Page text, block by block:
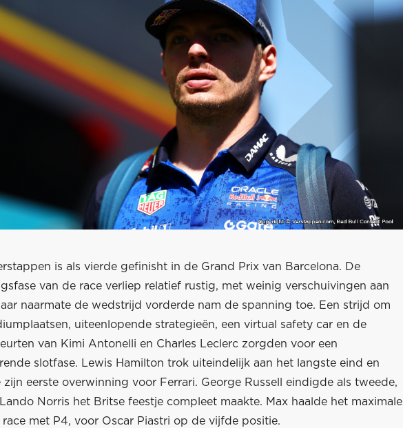
is als vierde gefinisht in de Grand Prix van Barcelona. De
van de race verliep relatief rustig, met weinig verschuivingen aan
naarmate de wedstrijd vorderde nam de spanning toe. Een strijd om
uiteenlopende strategieën, een virtual safety car en de
van Kimi Antonelli en Charles Leclerc zorgden voor een
slotfase. Lewis Hamilton trok uiteindelijk aan het langste eind en
zijn eerste overwinning voor Ferrari. George Russell eindigde als tweede,
Norris het Britse feestje compleet maakte. Max haalde het maximale
met P4, voor Oscar Piastri op de vijfde positie.